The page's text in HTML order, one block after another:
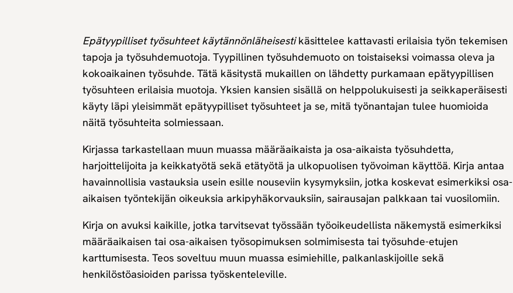
Epätyypilliset työsuhteet käytännönläheisestikäsittelee kattavasti erilaisia työn tekemisen
tapoja ja työsuhdemuotoja. Tyypillinen työsuhdemuoto on toistaiseksi voimassa oleva ja
kokoaikainen työsuhde. Tätä käsitystä mukaillen on lähdetty purkamaan epätyypillisen
työsuhteen erilaisia muotoja. Yksien kansien sisällä on helppolukuisesti ja seikkaperäisesti
käyty läpi yleisimmät epätyypilliset työsuhteet ja se, mitä työnantajan tulee huomioida
näitä työsuhteita solmiessaan.
Kirjassa tarkastellaan muun muassa määräaikaista ja osa-aikaista työsuhdetta,
harjoittelijoita ja keikkatyötä sekä etätyötä ja ulkopuolisen työvoiman käyttöä. Kirja antaa
havainnollisia vastauksia usein esille nouseviin kysymyksiin, jotka koskevat esimerkiksi osa-
aikaisen työntekijän oikeuksia arkipyhäkorvauksiin, sairausajan palkkaan tai vuosilomiin.
Kirja on avuksi kaikille, jotka tarvitsevat työssään työoikeudellista näkemystä esimerkiksi
määräaikaisen tai osa-aikaisen työsopimuksen solmimisesta tai työsuhde-etujen
karttumisesta. Teos soveltuu muun muassa esimiehille, palkanlaskijoille sekä
henkilöstöasioiden parissa työskenteleville.